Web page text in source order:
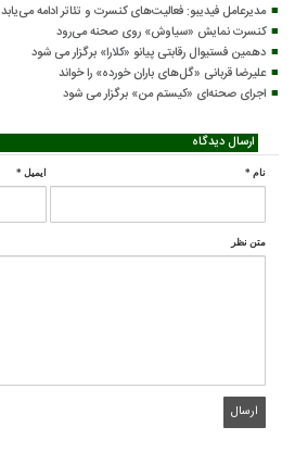
مدیرعامل فیدیبو: فعالیت‌های کنسرت و تئاتر ادامه می‌یابد
کنسرت‌ نمایش «سیاوش» روی صحنه می‌رود
دهمین فستیوال رقابتی پیانو «کلارا» برگزار می شود
علیرضا قربانی «گل‌های باران خورده» را خواند
اجرای صحنه‌ای «کیستم من» برگزار می شود
ارسال دیدگاه
نام * ایمیل *
متن نظر